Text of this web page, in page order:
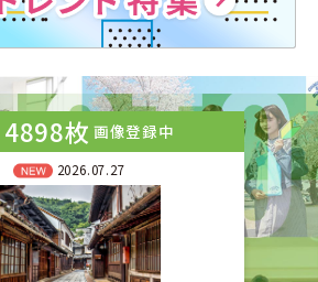
4898枚 画像登録中
2026.07.27